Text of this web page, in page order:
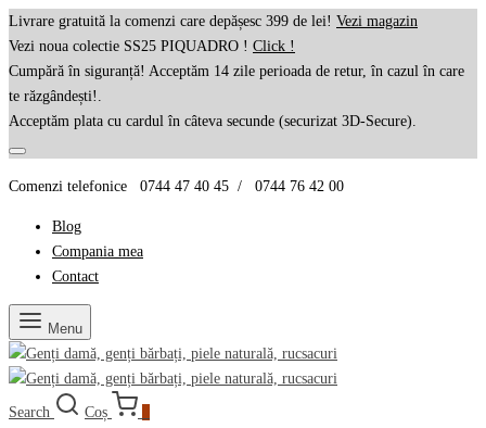
Livrare gratuită la comenzi care depășesc 399 de lei! Vezi magazin
Vezi noua colectie SS25 PIQUADRO ! Click !
Cumpără în siguranță! Acceptăm 14 zile perioada de retur, în cazul în care
te răzgândești!.
Acceptăm plata cu cardul în câteva secunde (securizat 3D-Secure).
Comenzi telefonice 0744 47 40 45 / 0744 76 42 00
Blog
Compania mea
Contact
Menu
Search Coș